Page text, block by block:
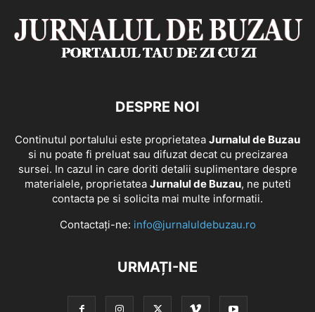
DESPRE NOI
Continutul portalului este proprietatea Jurnalul de Buzau
si nu poate fi preluat sau difuzat decat cu precizarea
sursei. In cazul in care doriti detalii suplimentare despre
materialele, proprietatea Jurnalul de Buzau, ne puteti
contacta pe si solicita mai multe informatii.
Contactați-ne: info@jurnaluldebuzau.ro
URMAȚI-NE